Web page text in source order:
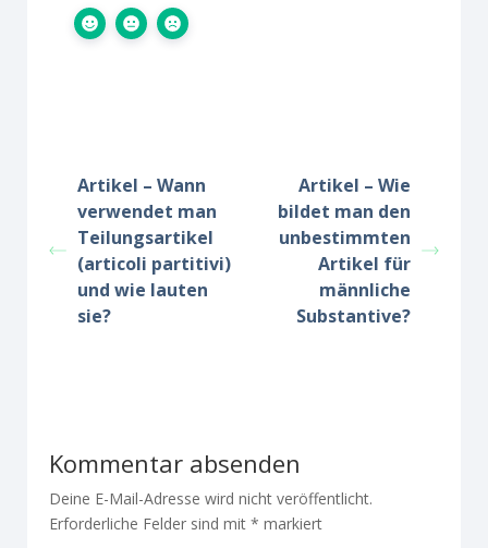
Artikel – Wann
verwendet man
Teilungsartikel
(articoli partitivi)
und wie lauten
sie?
Artikel – Wie
bildet man den
unbestimmten
Artikel für
männliche
Substantive?
Kommentar absenden
Deine E-Mail-Adresse wird nicht veröffentlicht.
Erforderliche Felder sind mit * markiert